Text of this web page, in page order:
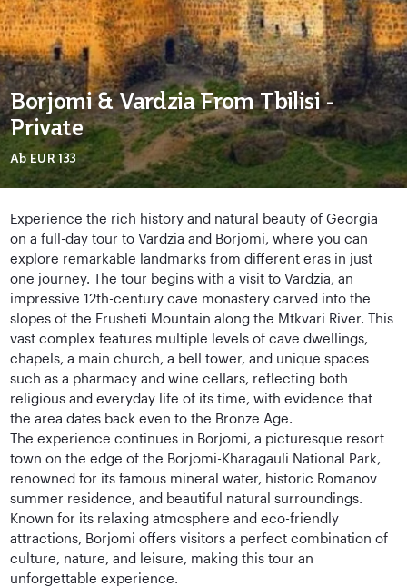
Borjomi & Vardzia From Tbilisi -
Private
AbEUR 133
Experience the rich history and natural beauty of Georgia
on a full-day tour to Vardzia and Borjomi, where you can
explore remarkable landmarks from different eras in just
one journey. The tour begins with a visit to Vardzia, an
impressive 12th-century cave monastery carved into the
slopes of the Erusheti Mountain along the Mtkvari River. This
vast complex features multiple levels of cave dwellings,
chapels, a main church, a bell tower, and unique spaces
such as a pharmacy and wine cellars, reflecting both
religious and everyday life of its time, with evidence that
the area dates back even to the Bronze Age.
The experience continues in Borjomi, a picturesque resort
town on the edge of the Borjomi-Kharagauli National Park,
renowned for its famous mineral water, historic Romanov
summer residence, and beautiful natural surroundings.
Known for its relaxing atmosphere and eco-friendly
attractions, Borjomi offers visitors a perfect combination of
culture, nature, and leisure, making this tour an
unforgettable experience.